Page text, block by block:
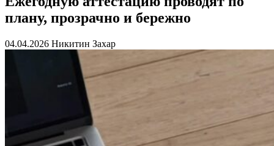
плану, прозрачно и бережно
04.04.2026 Никитин Захар